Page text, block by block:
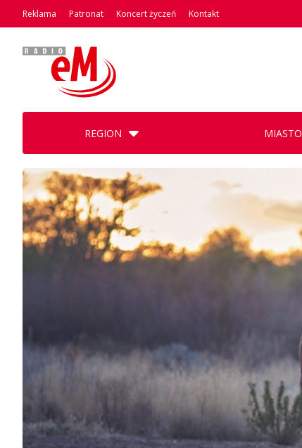
Reklama Patronat Koncert życzeń Kontakt
REGION MIASTO